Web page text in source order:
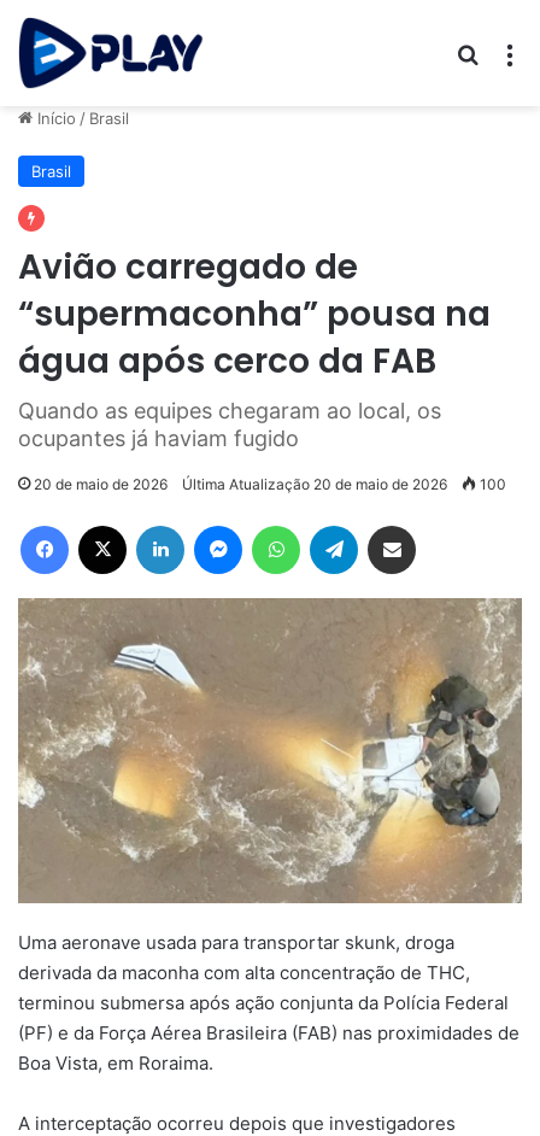
Início / Brasil
Brasil
Avião carregado de
“supermaconha” pousa na
água após cerco da FAB
Quando as equipes chegaram ao local, os
ocupantes já haviam fugido
20 de maio de 2026 Última Atualização 20 de maio de 2026 100
Facebook Linkedin MessengerWhatsAppTelegram
Uma aeronave usada para transportar skunk, droga
derivada da maconha com alta concentração de THC,
terminou submersa após ação conjunta da Polícia Federal
(PF) e da Força Aérea Brasileira (FAB) nas proximidades de
Boa Vista, em Roraima.
A interceptação ocorreu depois que investigadores